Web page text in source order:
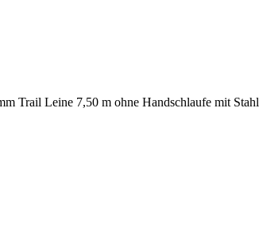
Trail Leine 7,50 m ohne Handschlaufe mit